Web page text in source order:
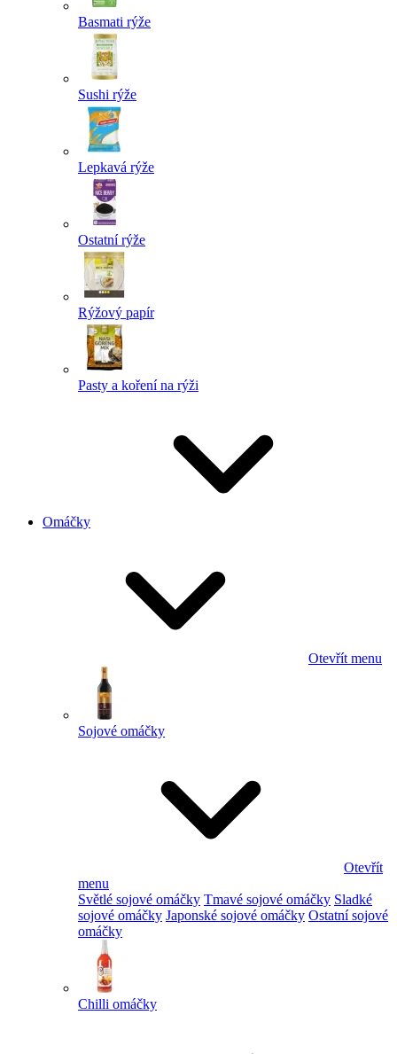
Basmati rýže
Sushi rýže
Lepkavá rýže
Ostatní rýže
Rýžový papír
Pasty a koření na rýži
Omáčky
Otevřít menu
Sojové omáčky
Otevřít
menu
Světlé sojové omáčky Tmavé sojové omáčky Sladké
sojové omáčky Japonské sojové omáčky Ostatní sojové
omáčky
Chilli omáčky